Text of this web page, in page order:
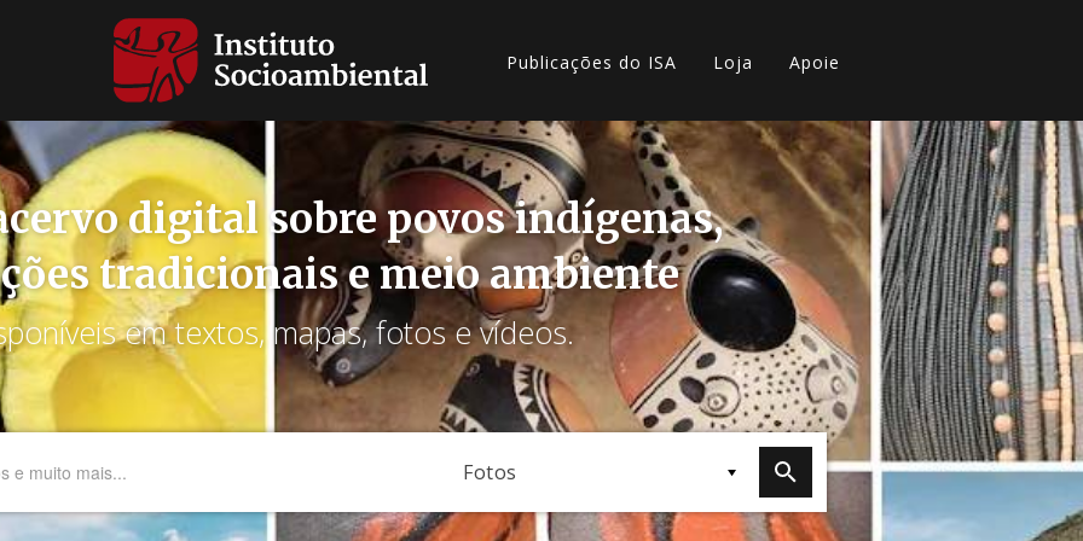
Publicações do ISA Loja Apoie
digital sobre povos indígenas,
tradicionais e meio ambiente
em textos, mapas, fotos e vídeos.
Fotos